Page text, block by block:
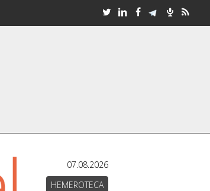
07.08.2026
HEMEROTECA